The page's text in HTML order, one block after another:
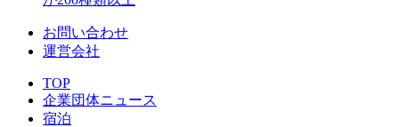
お問い合わせ
運営会社
TOP
企業団体ニュース
宿泊